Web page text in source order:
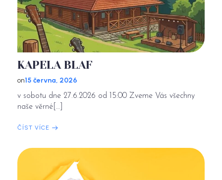
KAPELA BLAF
on15 června, 2026
v sobotu dne 27.6.2026 od 15:00 Zveme Vás všechny
naše věrné[…]
ČÍST VÍCE